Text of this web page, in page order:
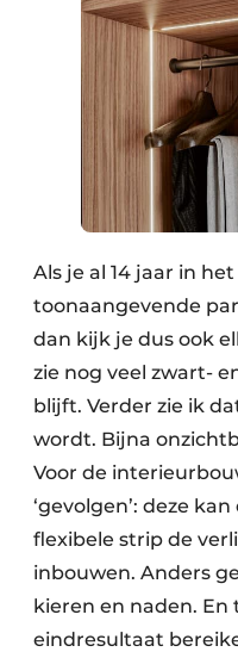
Als je al 14 jaar in
toonaangevende
dan kijk je dus ook
zie nog veel zwart-
blijft. Verder zie ik
wordt. Bijna
Voor de
‘gevolgen’: deze
flexibele strip de
inbouwen. Anders
kieren en naden.
eindresultaat